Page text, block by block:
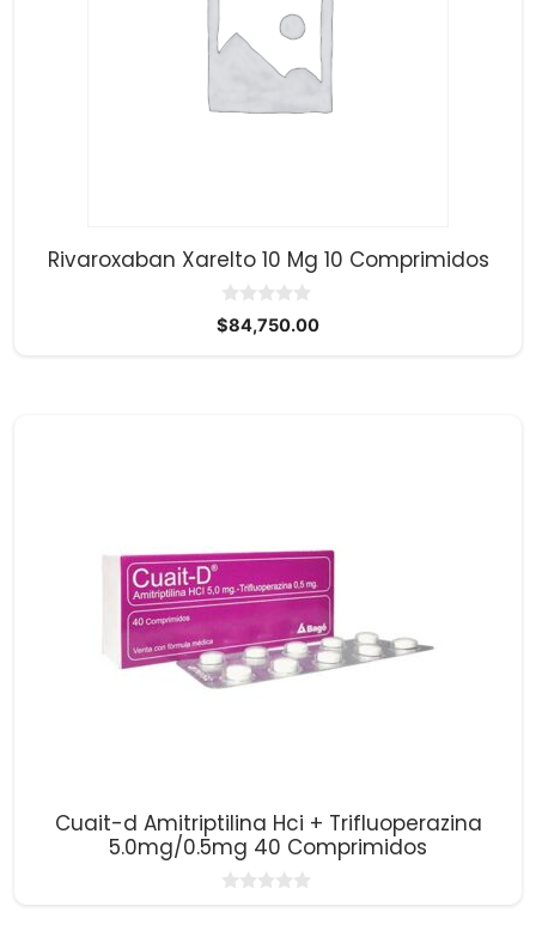
Rivaroxaban Xarelto 10 Mg 10 Comprimidos
0
d
$84,750.00
Cuait-d Amitriptilina Hci + Trifluoperazina
5.0mg/0.5mg 40 Comprimidos